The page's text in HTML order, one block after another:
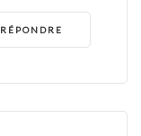
RÉPONDRE